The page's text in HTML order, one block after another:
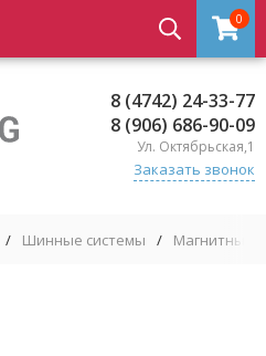
0
8 (4742) 24-33-77
8 (906) 686-90-09
Ул. Октябрьская,1
Заказать звонок
/ Шинные системы / Магнитные